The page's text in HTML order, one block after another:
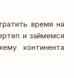
время на
и займемся
континента